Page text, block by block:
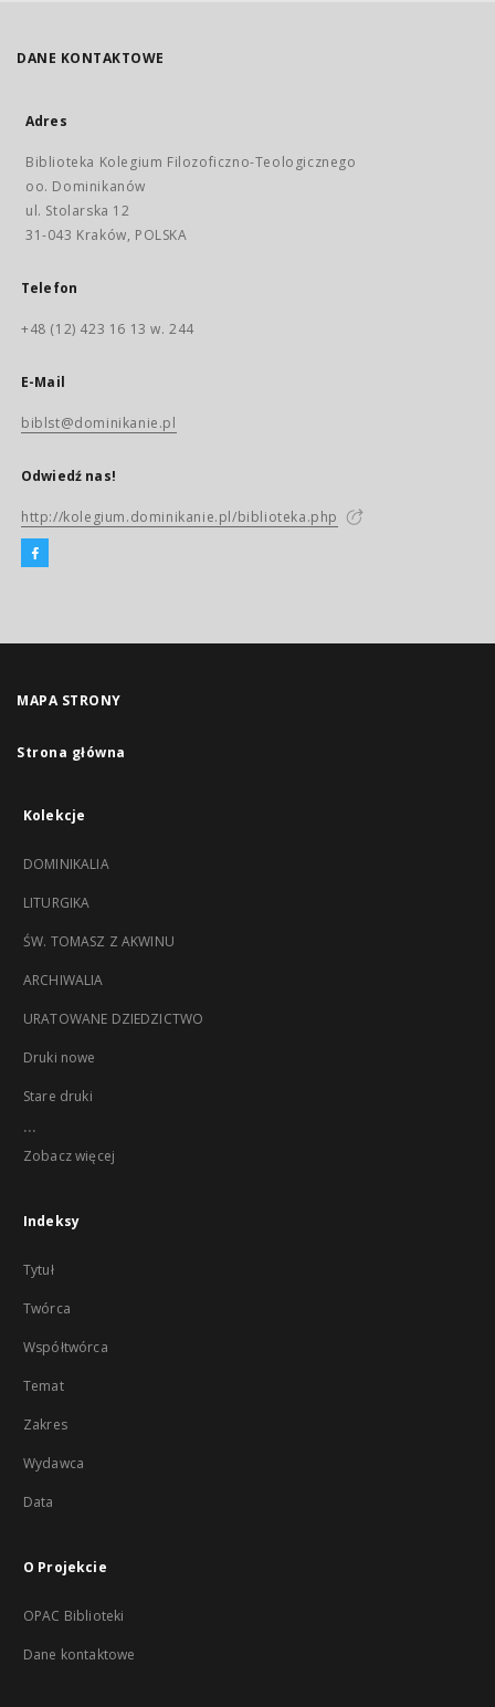
DANE KONTAKTOWE
Adres
Biblioteka Kolegium Filozoficzno-Teologicznego
oo. Dominikanów
ul. Stolarska 12
31-043 Kraków, POLSKA
Telefon
+48 (12) 423 16 13 w. 244
E-Mail
biblst@dominikanie.pl
Odwiedź nas!
http://kolegium.dominikanie.pl/biblioteka.php
MAPA STRONY
Strona główna
Kolekcje
DOMINIKALIA
LITURGIKA
ŚW. TOMASZ Z AKWINU
ARCHIWALIA
URATOWANE DZIEDZICTWO
Druki nowe
Stare druki
...
Zobacz więcej
Indeksy
Tytuł
Twórca
Współtwórca
Temat
Zakres
Wydawca
Data
O Projekcie
OPAC Biblioteki
Dane kontaktowe